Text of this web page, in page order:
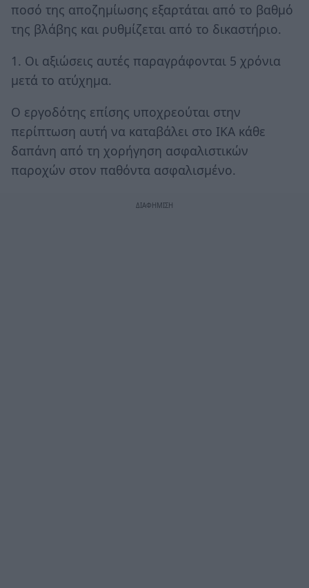
ποσό της αποζημίωσης εξαρτάται από το βαθμό
της βλάβης και ρυθμίζεται από το δικαστήριο.
1. Οι αξιώσεις αυτές παραγράφονται 5 χρόνια
μετά το ατύχημα.
Ο εργοδότης επίσης υποχρεούται στην
περίπτωση αυτή να καταβάλει στο ΙΚΑ κάθε
δαπάνη από τη χορήγηση ασφαλιστικών
παροχών στον παθόντα ασφαλισμένο.